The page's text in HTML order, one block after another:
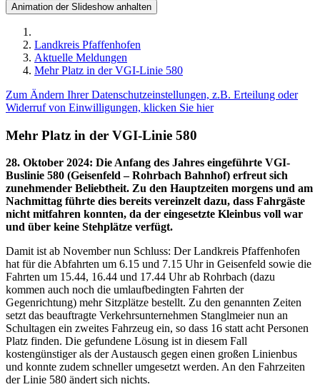
Animation der Slideshow anhalten
Landkreis Pfaffenhofen
Aktuelle Meldungen
Mehr Platz in der VGI-Linie 580
Zum Ändern Ihrer Datenschutzeinstellungen, z.B. Erteilung oder
Widerruf von Einwilligungen, klicken Sie hier
Mehr Platz in der VGI-Linie 580
28. Oktober 2024: Die Anfang des Jahres eingeführte VGI-
Buslinie 580 (Geisenfeld – Rohrbach Bahnhof) erfreut sich
zunehmender Beliebtheit. Zu den Hauptzeiten morgens und am
Nachmittag führte dies bereits vereinzelt dazu, dass Fahrgäste
nicht mitfahren konnten, da der eingesetzte Kleinbus voll war
und über keine Stehplätze verfügt.
Damit ist ab November nun Schluss: Der Landkreis Pfaffenhofen
hat für die Abfahrten um 6.15 und 7.15 Uhr in Geisenfeld sowie die
Fahrten um 15.44, 16.44 und 17.44 Uhr ab Rohrbach (dazu
kommen auch noch die umlaufbedingten Fahrten der
Gegenrichtung) mehr Sitzplätze bestellt. Zu den genannten Zeiten
setzt das beauftragte Verkehrsunternehmen Stanglmeier nun an
Schultagen ein zweites Fahrzeug ein, so dass 16 statt acht Personen
Platz finden. Die gefundene Lösung ist in diesem Fall
kostengünstiger als der Austausch gegen einen großen Linienbus
und konnte zudem schneller umgesetzt werden. An den Fahrzeiten
der Linie 580 ändert sich nichts.